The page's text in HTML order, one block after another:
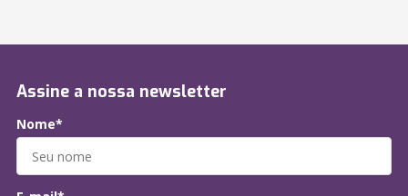
Assine a nossa newsletter
Nome*